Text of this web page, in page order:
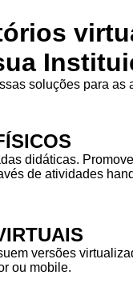
soluções para as
didáticas.
de atividades
versões
ou mobile.